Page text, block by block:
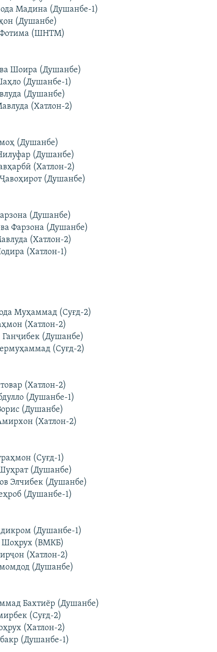
Мадина (Душанбе-1)
(Душанбе)
Фотима (ШНТМ)
Шоира (Душанбе)
(Душанбе-1)
(Душанбе)
(Хатлон-2)
(Душанбе)
(Душанбе)
(Хатлон-2)
(Душанбе)
(Душанбе)
Фарзона (Душанбе)
(Хатлон-2)
(Хатлон-1)
Муҳаммад (Суғд-2)
(Хатлон-2)
Ганҷибек (Душанбе)
(Суғд-2)
(Хатлон-2)
(Душанбе-1)
(Душанбе)
(Хатлон-2)
(Суғд-1)
(Душанбе)
Элчибек (Душанбе)
(Душанбе-1)
(Душанбе-1)
Шоҳрух (ВМКБ)
(Хатлон-2)
(Душанбе)
Бахтиёр (Душанбе)
(Суғд-2)
(Хатлон-2)
(Душанбе-1)